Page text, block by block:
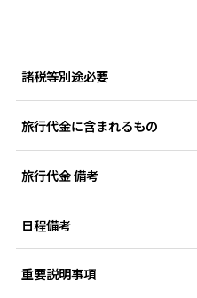
諸税等別途必要
旅行代金に含まれるもの
旅行代金 備考
日程備考
重要説明事項